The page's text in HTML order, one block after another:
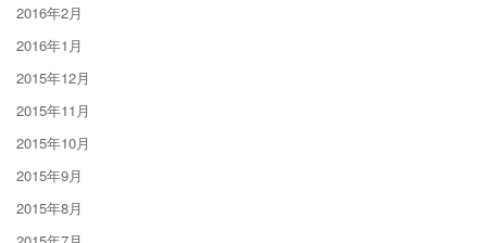
2016年2月
2016年1月
2015年12月
2015年11月
2015年10月
2015年9月
2015年8月